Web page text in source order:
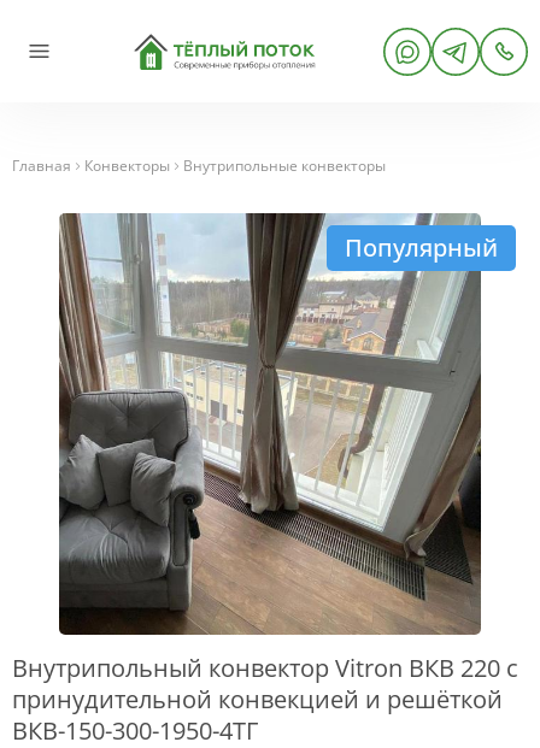
Главная Конвекторы Внутрипольные конвекторы
Популярный
Внутрипольный конвектор Vitron ВКВ 220 с
принудительной конвекцией и решёткой
ВКВ-150-300-1950-4ТГ